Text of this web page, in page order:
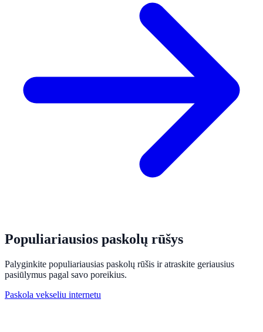
Populiariausios paskolų rūšys
Palyginkite populiariausias paskolų rūšis ir atraskite geriausius
pasiūlymus pagal savo poreikius.
Paskola vekseliu internetu